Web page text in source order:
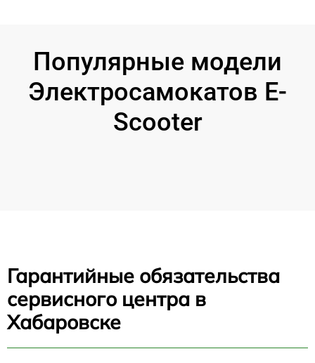
Популярные модели
Электросамокатов E-
Scooter
Гарантийные обязательства
сервисного центра в
Хабаровске